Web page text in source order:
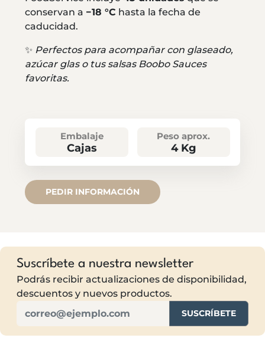
conservan a −18 °C hasta la fecha de
caducidad.
✨ Perfectos para acompañar con glaseado,
azúcar glas o tus salsas Boobo Sauces
favoritas.
Embalaje
Cajas
Peso aprox.
4 Kg
PEDIR INFORMACIÓN
Suscríbete a nuestra newsletter
Podrás recibir actualizaciones de disponibilidad,
descuentos y nuevos productos.
SUSCRÍBETE